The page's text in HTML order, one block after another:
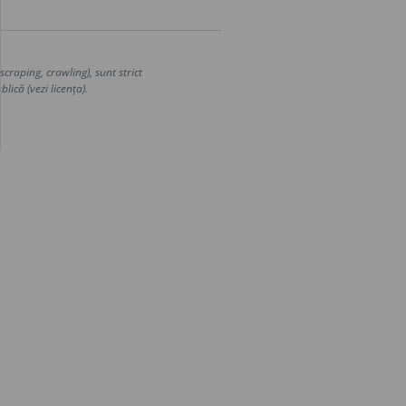
crawling), sunt strict
(vezi licența).